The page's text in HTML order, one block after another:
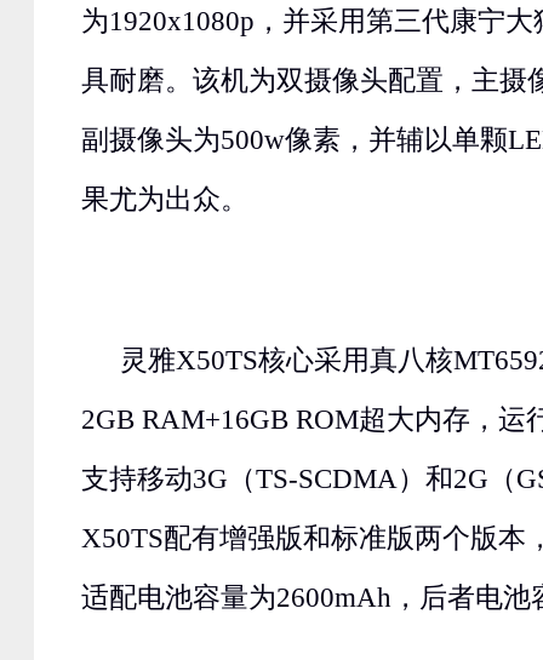
为1920x1080p，并采用第三代康宁
具耐磨。该机为双摄像头配置，主摄
副摄像头为500w像素，并辅以单颗
果尤为出众。
灵雅X50TS核心采用真八核
2GB RAM+16GB ROM超大内存，运
支持移动3G（TS-SCDMA）和2G（
X50TS配有增强版和标准版两个版本
适配电池容量为2600mAh，后者电池